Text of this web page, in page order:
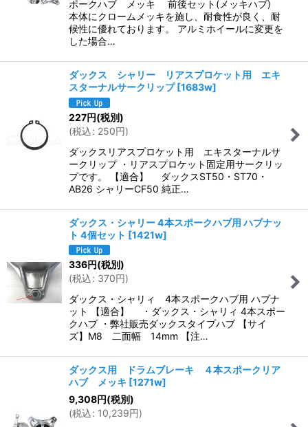
ポークハブ メッキ 前後セット(メッキハブ)
本体にクロームメッキを施し、耐食性が良く、耐
候性に優れております。 アルミホイールに変更を
した場合…
ダックス シャリー リアスプロケット用 エキ
スターナルサークリップ[1683w]
227円(税別)
(税込: 250円)
ダックスリアスプロケット用 エキスターナルサ
ークリップ ・リアスプロケット固定用サークリッ
プです。 【適合】 ダックスST50・ST70・
AB26 シャリーCF50 純正…
ダックス・シャリー 4本スポークハブ用 ハブナッ
ト 4個セット [1421w]
336円(税別)
(税込: 370円)
ダックス・シャリィ 4本スポークハブ用 ハブナ
ット 【適合】 ・ダックス・シャリィ 4本スポー
クハブ ・弊社販売ダックスタイプハブ 【サイ
ズ】M8 二面幅 14mm 【注…
ダックス用 ドラムブレーキ ４本スポークリア
ハブ メッキ [1271w]
9,308円(税別)
(税込: 10,239円)